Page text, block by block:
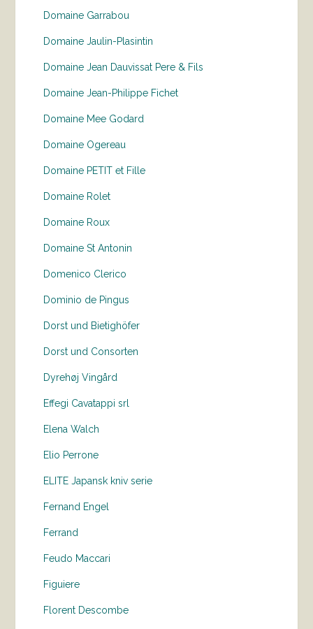
Domaine Garrabou
Domaine Jaulin-Plasintin
Domaine Jean Dauvissat Pere & Fils
Domaine Jean-Philippe Fichet
Domaine Mee Godard
Domaine Ogereau
Domaine PETIT et Fille
Domaine Rolet
Domaine Roux
Domaine St Antonin
Domenico Clerico
Dominio de Pingus
Dorst und Bietighöfer
Dorst und Consorten
Dyrehøj Vingård
Effegi Cavatappi srl
Elena Walch
Elio Perrone
ELITE Japansk kniv serie
Fernand Engel
Ferrand
Feudo Maccari
Figuiere
Florent Descombe